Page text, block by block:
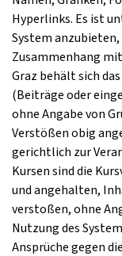
Hyperlinks. Es ist
System
Zusammenhang
Graz behält sich
(Beiträge oder
ohne Angabe von
Verstößen obig
gerichtlich zur
Kursen sind die
und angehalten,
verstoßen, ohne
Nutzung des
Ansprüche gegen